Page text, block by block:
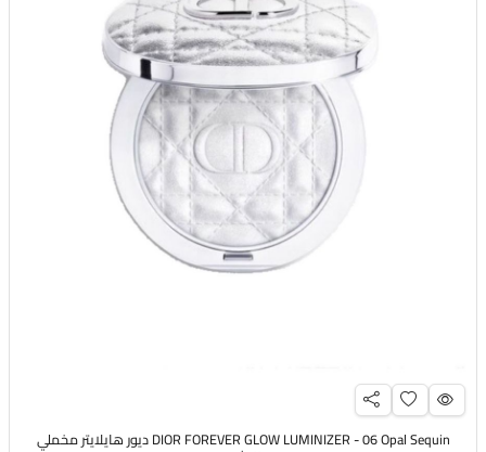
DIOR FOREVER GLOW LUMINIZER - 06 Opal Sequin ديور هايلايتر مخملي